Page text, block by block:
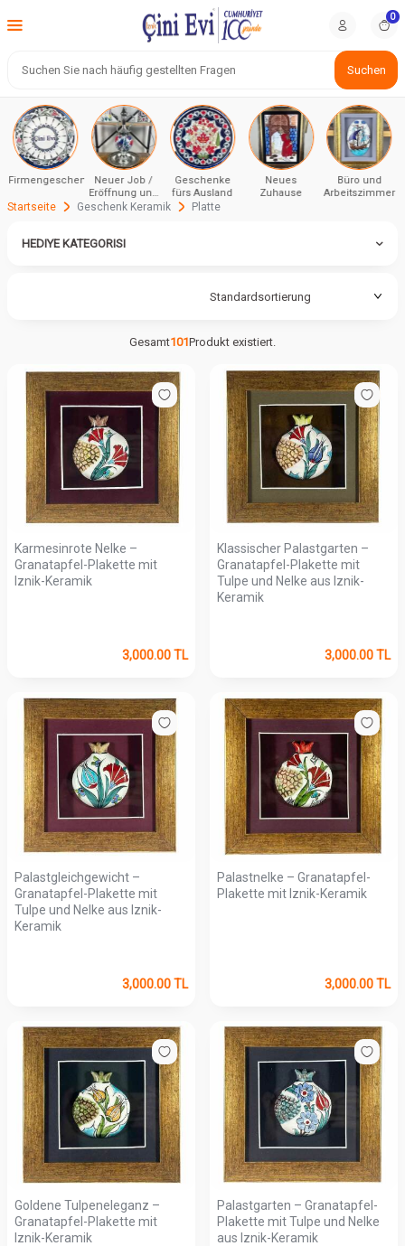
Suchen
0
FirmengeschenkeNeuer Job /
Eröffnung und
Zeremonie
Geschenke
fürs Ausland
Neues
Zuhause
Büro und
Arbeitszimmer
Startseite Geschenk Keramik Platte
HEDIYE KATEGORISI
Gesamt101Produkt existiert.
Karmesinrote Nelke –
Granatapfel-Plakette mit
Iznik-Keramik
3,000.00TL
Klassischer Palastgarten –
Granatapfel-Plakette mit
Tulpe und Nelke aus Iznik-
Keramik
3,000.00TL
Palastgleichgewicht –
Granatapfel-Plakette mit
Tulpe und Nelke aus Iznik-
Keramik
3,000.00TL
Palastnelke – Granatapfel-
Plakette mit Iznik-Keramik
3,000.00TL
Goldene Tulpeneleganz –
Granatapfel-Plakette mit
Iznik-Keramik
Palastgarten – Granatapfel-
Plakette mit Tulpe und Nelke
aus Iznik-Keramik